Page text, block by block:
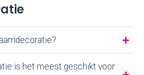
is het meest geschikt voor